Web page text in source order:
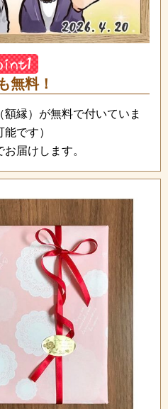
無料！
縁）が無料で付いていま
です）
届けします。